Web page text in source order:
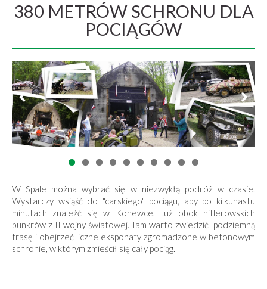
380 METRÓW SCHRONU DLA
POCIĄGÓW
W Spale można wybrać się w niezwykłą podróż w czasie.
Wystarczy wsiąść do "carskiego" pociągu, aby po kilkunastu
minutach znaleźć się w Konewce, tuż obok hitlerowskich
bunkrów z II wojny światowej. Tam warto zwiedzić podziemną
trasę i obejrzeć liczne eksponaty zgromadzone w betonowym
schronie, w którym zmieścił się cały pociąg.